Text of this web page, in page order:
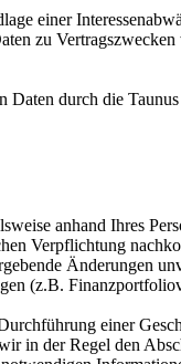
einer
zu Vertragszwecken
Daten durch die
anhand Ihres
Verpflichtung
Änderungen
(z.B.
einer
in der Regel den